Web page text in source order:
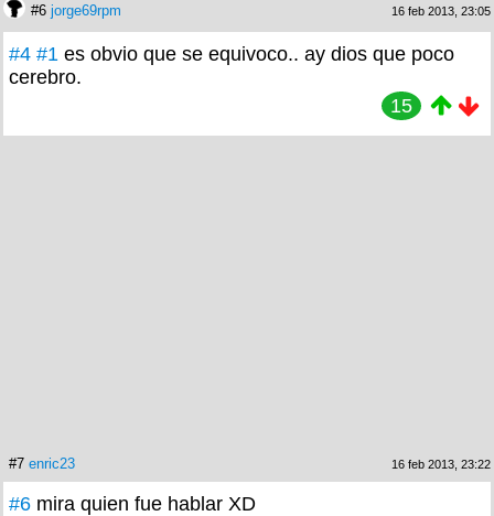
#6 jorge69rpm 16 feb 2013, 23:05
#4 #1 es obvio que se equivoco.. ay dios que poco
cerebro.
15
#7 enric23 16 feb 2013, 23:22
#6 mira quien fue hablar XD